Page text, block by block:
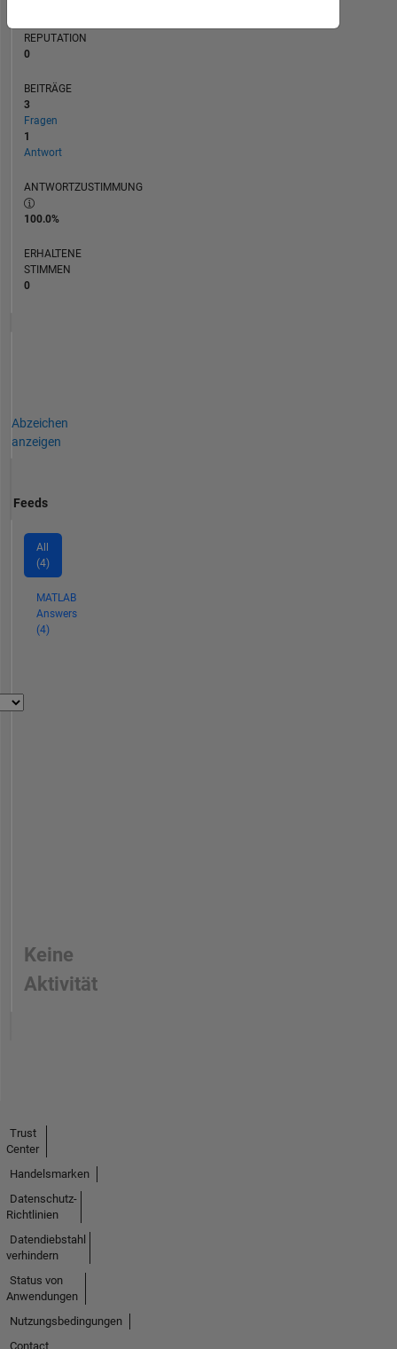
REPUTATION
0
BEITRÄGE
3
Fragen
1
Antwort
ANTWORTZUSTIMMUNG
100.0%
ERHALTENE
STIMMEN
0
Abzeichen
anzeigen
Feeds
All
(4)
MATLAB
Answers
(4)
Keine
Aktivität
Trust
Center
Handelsmarken
Datenschutz-
Richtlinien
Datendiebstahl
verhindern
Status von
Anwendungen
Nutzungsbedingungen
Contact